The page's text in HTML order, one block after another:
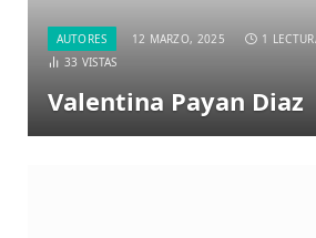
AUTORES 12 MARZO, 2025
1
33 VISTAS
Valentina Payan Diaz